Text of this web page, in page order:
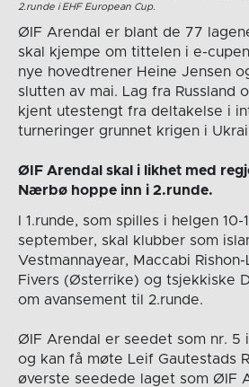
2.runde i EHF European Cup.
ØIF Arendal er blant de 77
skal kjempe om tittelen i e-
nye hovedtrener Heine Jensen
slutten av mai. Lag fra Russland
kjent utestengt fra deltakelse i
turneringer grunnet krigen i
ØIF Arendal skal i likhet med
Nærbø hoppe inn i 2.runde.
I 1.runde, som spilles i helgen 10-
september, skal klubber som
Vestmannayear, Maccabi
Fivers (Østerrike) og tsjekkiske
om avansement til 2.runde.
ØIF Arendal er seedet som nr. 5
og kan få møte Leif Gautestads
øverste seedede laget som ØIF